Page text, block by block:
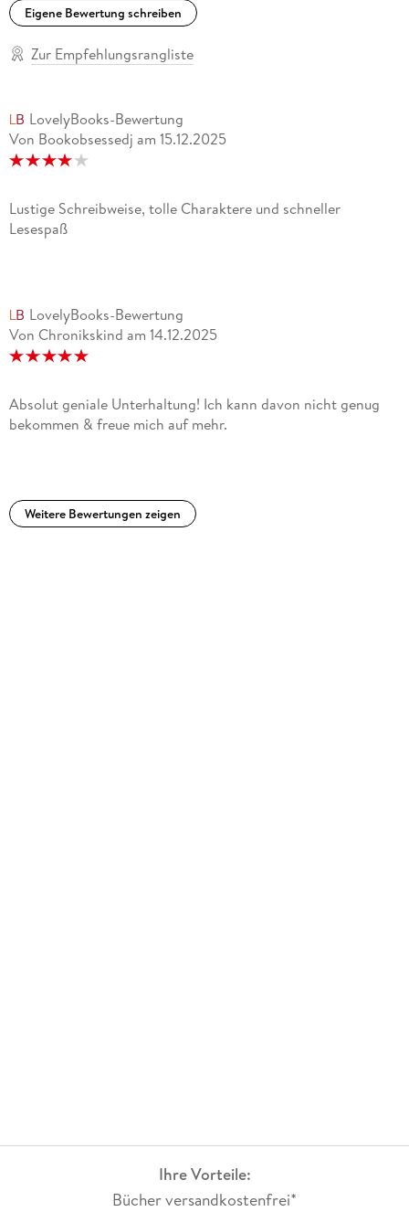
Eigene Bewertung schreiben
Zur Empfehlungsrangliste
LovelyBooks-Bewertung
Von Bookobsessedj am 15.12.2025
Lustige Schreibweise, tolle Charaktere und schneller
Lesespaß
LovelyBooks-Bewertung
Von Chronikskind am 14.12.2025
Absolut geniale Unterhaltung! Ich kann davon nicht genug
bekommen & freue mich auf mehr.
Weitere Bewertungen zeigen
Ihre Vorteile:
Bücher versandkostenfrei*